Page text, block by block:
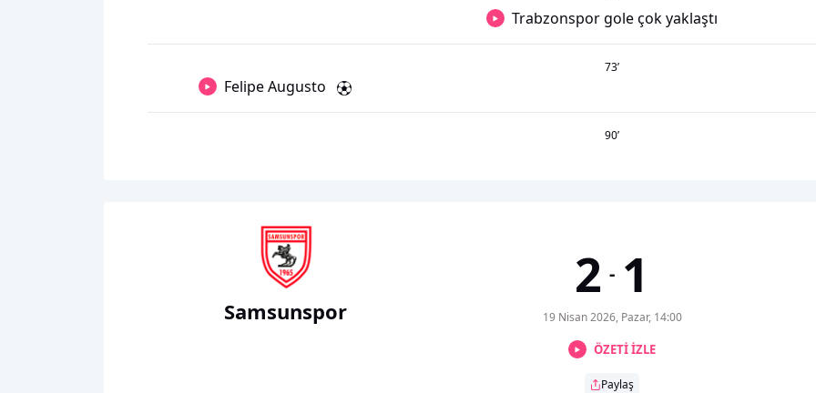
Trabzonspor gole çok yaklaştı
73’
Felipe Augusto
90’
Samsunspor
2 - 1
19 Nisan 2026, Pazar, 14:00
ÖZETİ İZLE
Paylaş